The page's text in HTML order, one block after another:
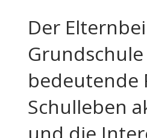
Der
bedeutende
Schulleben